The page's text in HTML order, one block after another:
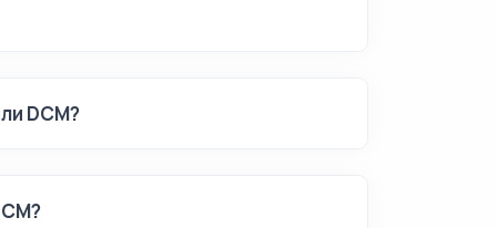
DCM?